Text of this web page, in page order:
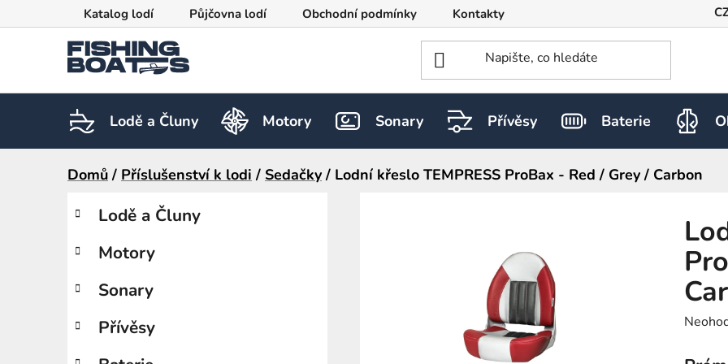
na
Katalog lodí Půjčovna lodí Obchodní podmínky Kontakty
Lodě a Čluny Motory Sonary Přívěsy Baterie
Domů / Příslušenství k lodi / Sedačky / Lodní křeslo TEMPRESS ProBax - Red / Grey / Carbon
o
s
n
kategorie
o
Lodě a Čluny
Motory
Sonary
Přívěsy